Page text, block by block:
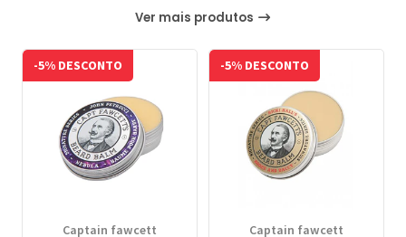
Ver mais produtos
-5% DESCONTO
Captain fawcett
-5% DESCONTO
Captain fawcett